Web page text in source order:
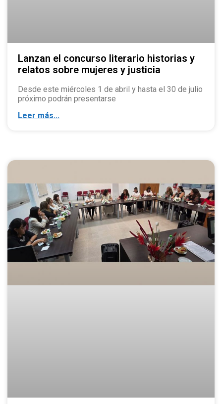
Lanzan el concurso literario historias y
relatos sobre mujeres y justicia
Desde este miércoles 1 de abril y hasta el 30 de julio
próximo podrán presentarse
Leer más...